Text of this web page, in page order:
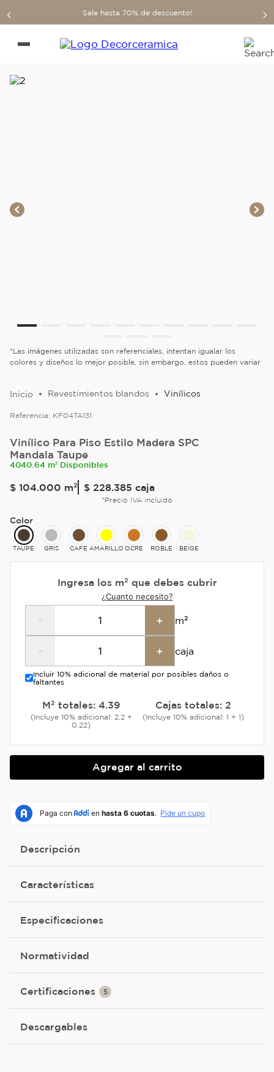
Sale hasta 70% de descuento!
*Las imágenes utilizadas son referenciales, intentan igualar los
colores y diseños lo mejor posible, sin embargo, estos pueden variar
Revestimientos blandos Vinílicos
Referencia: KF04TA131
Vinílico Para Piso Estilo Madera SPC
Mandala Taupe
4040.64 m² Disponibles
$ 104.000 m² $ 228.385 caja
*Precio IVA incluido
Color
TAUPE GRIS CAFE AMARILLO OCRE ROBLE BEIGE
Ingresa los m² que debes cubrir
¿Cuanto necesito?
- + m²
- + caja
Incluir 10% adicional de material por posibles daños o
faltantes
M² totales: 4.39
(Incluye 10% adicional: 2.2 +
0.22)
Cajas totales: 2
(Incluye 10% adicional: 1 + 1)
Agregar al carrito
Descripción
Características
Especificaciones
Normatividad
Certificaciones 5
Descargables